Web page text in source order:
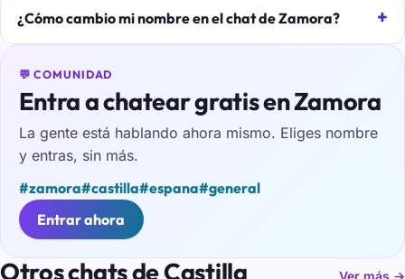
¿Cómo cambio mi nombre en el chat de Zamora?
💬 COMUNIDAD
Entra a chatear gratis en Zamora
La gente está hablando ahora mismo. Eliges nombre
y entras, sin más.
#zamora#castilla#espana#general
Entrar ahora
Otros chats de Castilla Ver más →